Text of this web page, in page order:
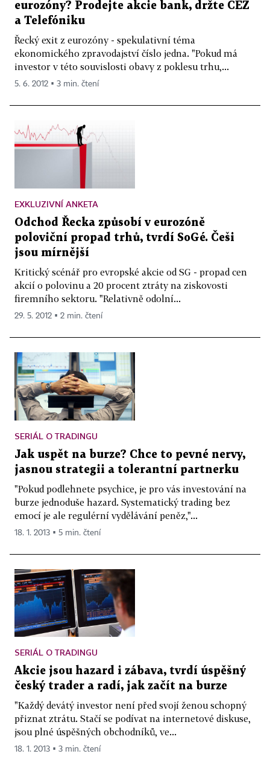
eurozóny? Prodejte akcie bank, držte ČEZ
a Telefóniku
Řecký exit z eurozóny - spekulativní téma
ekonomického zpravodajství číslo jedna. "Pokud má
investor v této souvislosti obavy z poklesu trhu,...
5. 6. 2012 ▪ 3 min. čtení
EXKLUZIVNÍ ANKETA
Odchod Řecka způsobí v eurozóně
poloviční propad trhů, tvrdí SoGé. Češi
jsou mírnější
Kritický scénář pro evropské akcie od SG - propad cen
akcií o polovinu a 20 procent ztráty na ziskovosti
firemního sektoru. "Relativně odolní...
29. 5. 2012 ▪ 2 min. čtení
SERIÁL O TRADINGU
Jak uspět na burze? Chce to pevné nervy,
jasnou strategii a tolerantní partnerku
"Pokud podlehnete psychice, je pro vás investování na
burze jednoduše hazard. Systematický trading bez
emocí je ale regulérní vydělávání peněz,"...
18. 1. 2013 ▪ 5 min. čtení
SERIÁL O TRADINGU
Akcie jsou hazard i zábava, tvrdí úspěšný
český trader a radí, jak začít na burze
"Každý devátý investor není před svojí ženou schopný
přiznat ztrátu. Stačí se podívat na internetové diskuse,
jsou plné úspěšných obchodníků, ve...
18. 1. 2013 ▪ 3 min. čtení